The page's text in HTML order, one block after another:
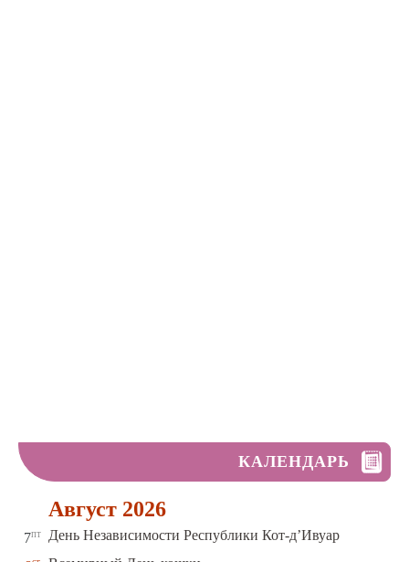
КАЛЕНДАРЬ
Август 2026
7пт День Независимости Республики Кот-д’Ивуар